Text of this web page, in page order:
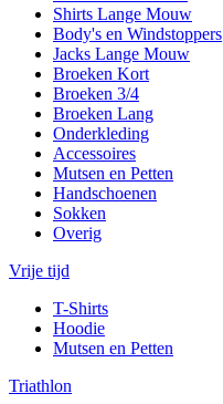
Shirts Lange Mouw
Body's en Windstoppers
Jacks Lange Mouw
Broeken Kort
Broeken 3/4
Broeken Lang
Onderkleding
Accessoires
Mutsen en Petten
Handschoenen
Sokken
Overig
Vrije tijd
T-Shirts
Hoodie
Mutsen en Petten
Triathlon